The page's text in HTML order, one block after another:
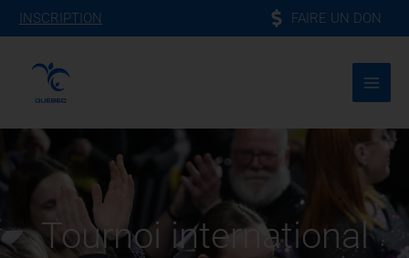
Aller
au
INSCRIPTION FAIRE UN DON
Tournoi international